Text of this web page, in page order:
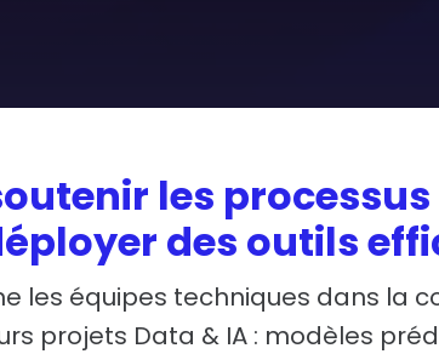
les
des outils
les équipes techniques dans la
projets Data & IA : modèles